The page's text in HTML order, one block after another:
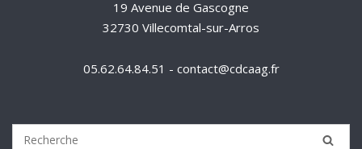
19 Avenue de Gascogne
32730 Villecomtal-sur-Arros
05.62.64.84.51 - contact@cdcaag.fr